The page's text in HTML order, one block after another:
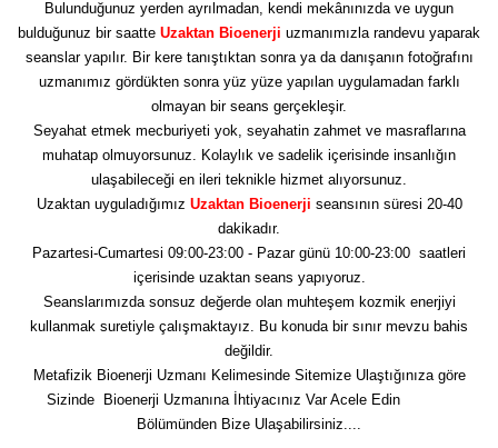
Bulunduğunuz yerden ayrılmadan, kendi mekânınızda ve uygun
bulduğunuz bir saatte Uzaktan Bioenerji uzmanımızla randevu yaparak
seanslar yapılır. Bir kere tanıştıktan sonra ya da danışanın fotoğrafını
uzmanımız gördükten sonra yüz yüze yapılan uygulamadan farklı
olmayan bir seans gerçekleşir.
Seyahat etmek mecburiyeti yok, seyahatin zahmet ve masraflarına
muhatap olmuyorsunuz. Kolaylık ve sadelik içerisinde insanlığın
ulaşabileceği en ileri teknikle hizmet alıyorsunuz.
Uzaktan uyguladığımız Uzaktan Bioenerji seansının süresi 20-40
dakikadır.
Pazartesi-Cumartesi 09:00-23:00 - Pazar günü 10:00-23:00 saatleri
içerisinde uzaktan seans yapıyoruz.
Seanslarımızda sonsuz değerde olan muhteşem kozmik enerjiyi
kullanmak suretiyle çalışmaktayız. Bu konuda bir sınır mevzu bahis
değildir.
Metafizik Bioenerji Uzmanı Kelimesinde Sitemize Ulaştığınıza göre
Sizinde Bioenerji Uzmanına İhtiyacınız Var Acele Edin
Bölümünden Bize Ulaşabilirsiniz....